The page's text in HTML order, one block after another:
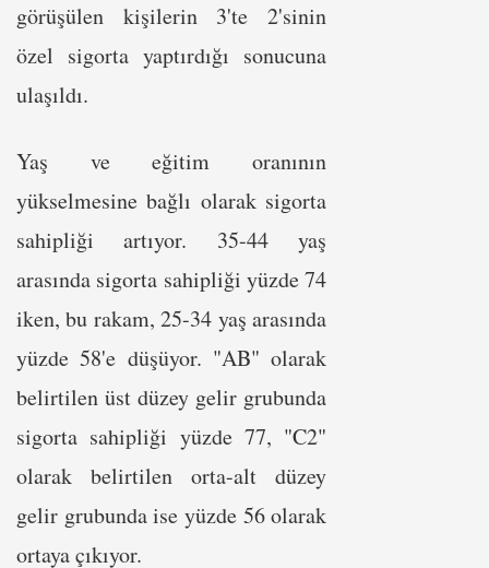
görüşülen kişilerin 3'te 2'sinin
özel sigorta yaptırdığı sonucuna
ulaşıldı.
Yaş ve eğitim oranının
yükselmesine bağlı olarak sigorta
sahipliği artıyor. 35-44 yaş
arasında sigorta sahipliği yüzde 74
iken, bu rakam, 25-34 yaş arasında
yüzde 58'e düşüyor. "AB" olarak
belirtilen üst düzey gelir grubunda
sigorta sahipliği yüzde 77, "C2"
olarak belirtilen orta-alt düzey
gelir grubunda ise yüzde 56 olarak
ortaya çıkıyor.